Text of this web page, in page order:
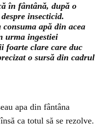
în fântână, după o
insecticid.
apă din acea
urma ingestiei
foarte clare care duc
o sursă din cadrul
apa din fântâna
ca totul să se rezolve.